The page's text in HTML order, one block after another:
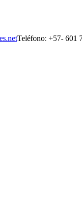
Teléfono: +57- 601